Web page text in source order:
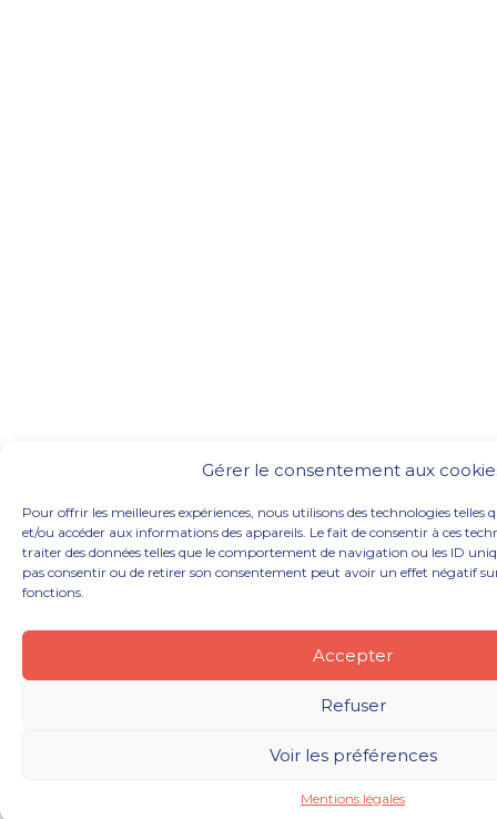
Gérer le consentement aux
Pour offrir les meilleures expériences, nous utilisons des technologies telles
et/ou accéder aux informations des appareils. Le fait de consentir à ces
traiter des données telles que le comportement de navigation ou les ID
pas consentir ou de retirer son consentement peut avoir un effet négatif
fonctions.
Accepter
Refuser
Voir les préférences
Mentions légales